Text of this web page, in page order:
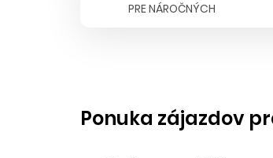
PRE NÁROČNÝCH
Ponuka zájazdov